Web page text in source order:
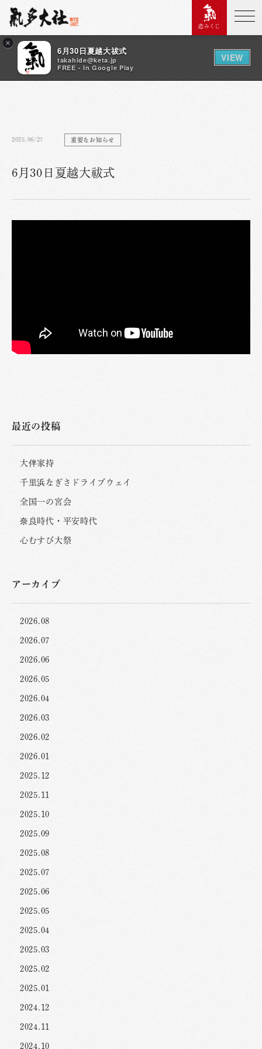
×
6月30日夏越大祓式
takahide@keta.jp
FREE - In Google Play
VIEW
恋みくじ
2025.06/27 重要なお知らせ
6月30日夏越大祓式
最近の投稿
大伴家持
千里浜なぎさドライブウェイ
全国一の宮会
奈良時代・平安時代
心むすび大祭
アーカイブ
2026.08
2026.07
2026.06
2026.05
2026.04
2026.03
2026.02
2026.01
2025.12
2025.11
2025.10
2025.09
2025.08
2025.07
2025.06
2025.05
2025.04
2025.03
2025.02
2025.01
2024.12
2024.11
2024.10